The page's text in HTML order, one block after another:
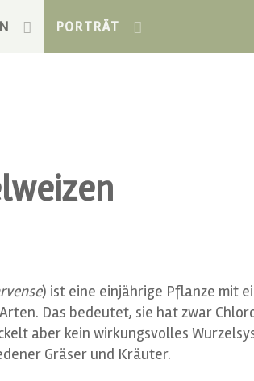
PORTRÄT
) ist eine einjährige Pflanze mit
Das bedeutet, sie hat zwar
aber kein wirkungsvolles
Gräser und Kräuter.